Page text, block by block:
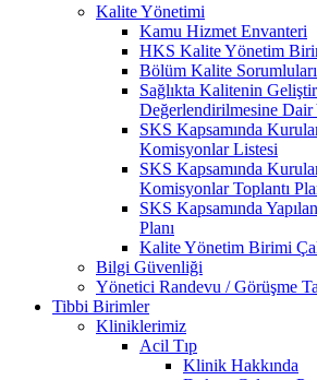
Kalite Yönetimi
Kamu Hizmet Envanteri
HKS Kalite Yönetim
Bölüm Kalite
Sağlıkta Kalitenin
Değerlendirilmesine
SKS Kapsamında
Komisyonlar Listesi
SKS Kapsamında
Komisyonlar Toplantı
SKS Kapsamında
Planı
Kalite Yönetim Birimi
Bilgi Güvenliği
Yönetici Randevu / Görüşme
Tibbi Birimler
Kliniklerimiz
Acil Tıp
Klinik Hakkında